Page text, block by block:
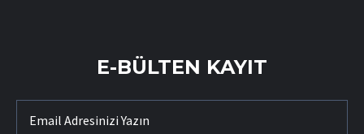
E-BÜLTEN KAYIT